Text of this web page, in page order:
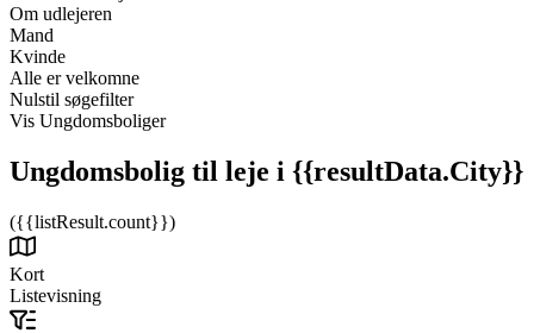
Om udlejeren
Mand
Kvinde
Alle er velkomne
Nulstil søgefilter
Vis Ungdomsboliger
Ungdomsbolig til leje i {{resultData.City}}
({{listResult.count}})
Kort
Listevisning